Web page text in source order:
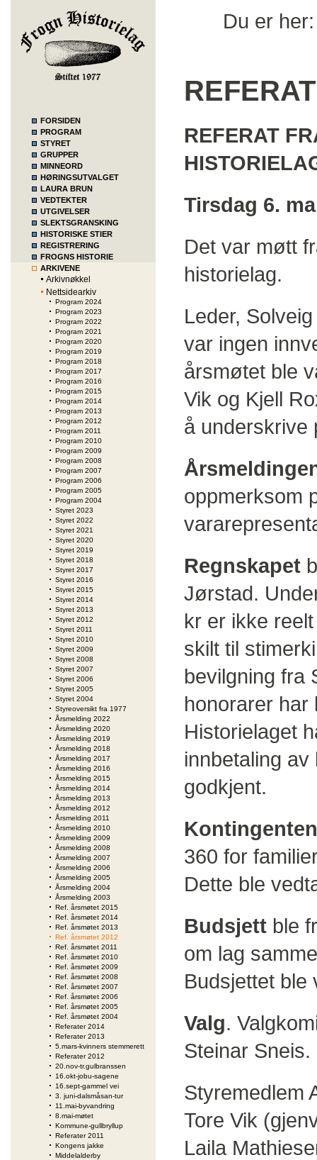
FORSIDEN
PROGRAM
STYRET
GRUPPER
MINNEORD
HØRINGSUTVALGET
LAURA BRUN
VEDTEKTER
UTGIVELSER
SLEKTSGRANSKING
HISTORISKE STIER
REGISTRERING
FROGNS HISTORIE
ARKIVENE
Arkivnøkkel
Nettsidearkiv
Program 2024
Program 2023
Program 2022
Program 2021
Program 2020
Program 2019
Program 2018
Program 2017
Program 2016
Program 2015
Program 2014
Program 2013
Program 2012
Program 2011
Program 2010
Program 2009
Program 2008
Program 2007
Program 2006
Program 2005
Program 2004
Styret 2023
Styret 2022
Styret 2021
Styret 2020
Styret 2019
Styret 2018
Styret 2017
Styret 2016
Styret 2015
Styret 2014
Styret 2013
Styret 2012
Styret 2011
Styret 2010
Styret 2009
Styret 2008
Styret 2007
Styret 2006
Styret 2005
Styret 2004
Styreoversikt fra 1977
Årsmelding 2022
Årsmelding 2020
Årsmelding 2019
Årsmelding 2018
Årsmelding 2017
Årsmelding 2016
Årsmelding 2015
Årsmelding 2014
Årsmelding 2013
Årsmelding 2012
Årsmelding 2011
Årsmelding 2010
Årsmelding 2009
Årsmelding 2008
Årsmelding 2007
Årsmelding 2006
Årsmelding 2005
Årsmelding 2004
Årsmelding 2003
Ref. årsmøtet 2015
Ref. årsmøtet 2014
Ref. årsmøtet 2013
Ref. årsmøtet 2012
Ref. årsmøtet 2011
Ref. årsmøtet 2010
Ref. årsmøtet 2009
Ref. årsmøtet 2008
Ref. årsmøtet 2007
Ref. årsmøtet 2006
Ref. årsmøtet 2005
Ref. årsmøtet 2004
Referater 2014
Referater 2013
5.mars-kvinners stemmerett
Referater 2012
20.nov-tr.gulbranssen
16.okt-jobu-sagene
16.sept-gammel vei
3. juni-dalsmåsan-tur
11.mai-byvandring
8.mai-møtet
Kommune-gullbryllup
Referater 2011
Kongens jakke
Middelalderby
Du er
REFERAT
Tirsdag 6.
Det var møtt
historielag.
Leder,
var ingen
årsmøtet ble
Vik og Kjell
å
oppmerksom
Regnskapet
Jørstad.
kr er ikke
skilt til
bevilgning fra
honorarer har
Historielaget
innbetaling
godkjent.
360 for
Dette ble
Budsjett ble
om lag
Budsjettet
Valg.
Steinar
Styremedlem
Tore Vik
Laila